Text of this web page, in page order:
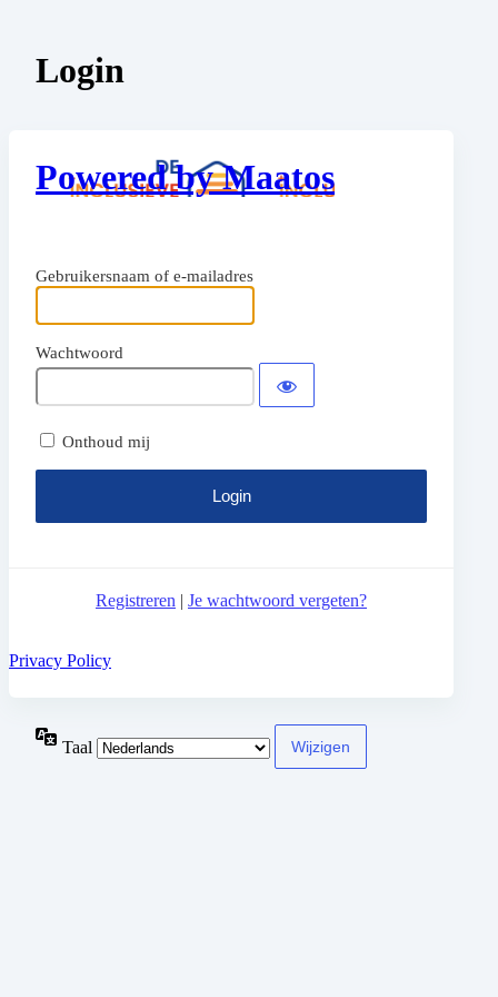
Login
Powered by Maatos
Gebruikersnaam of e-mailadres
Wachtwoord
Onthoud mij
Registreren | Je wachtwoord vergeten?
Privacy Policy
Taal